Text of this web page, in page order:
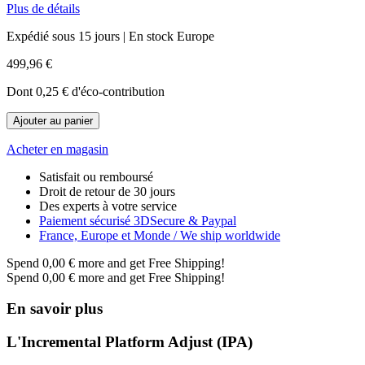
Plus de détails
Expédié sous 15 jours | En stock Europe
499,96 €
Dont 0,25 € d'éco-contribution
Ajouter au panier
Acheter en magasin
Satisfait ou remboursé
Droit de retour de 30 jours
Des experts à votre service
Paiement sécurisé 3DSecure & Paypal
France, Europe et Monde / We ship worldwide
Spend 0,00 € more and get Free Shipping!
Spend 0,00 € more and get Free Shipping!
En savoir plus
L'Incremental Platform Adjust (IPA)